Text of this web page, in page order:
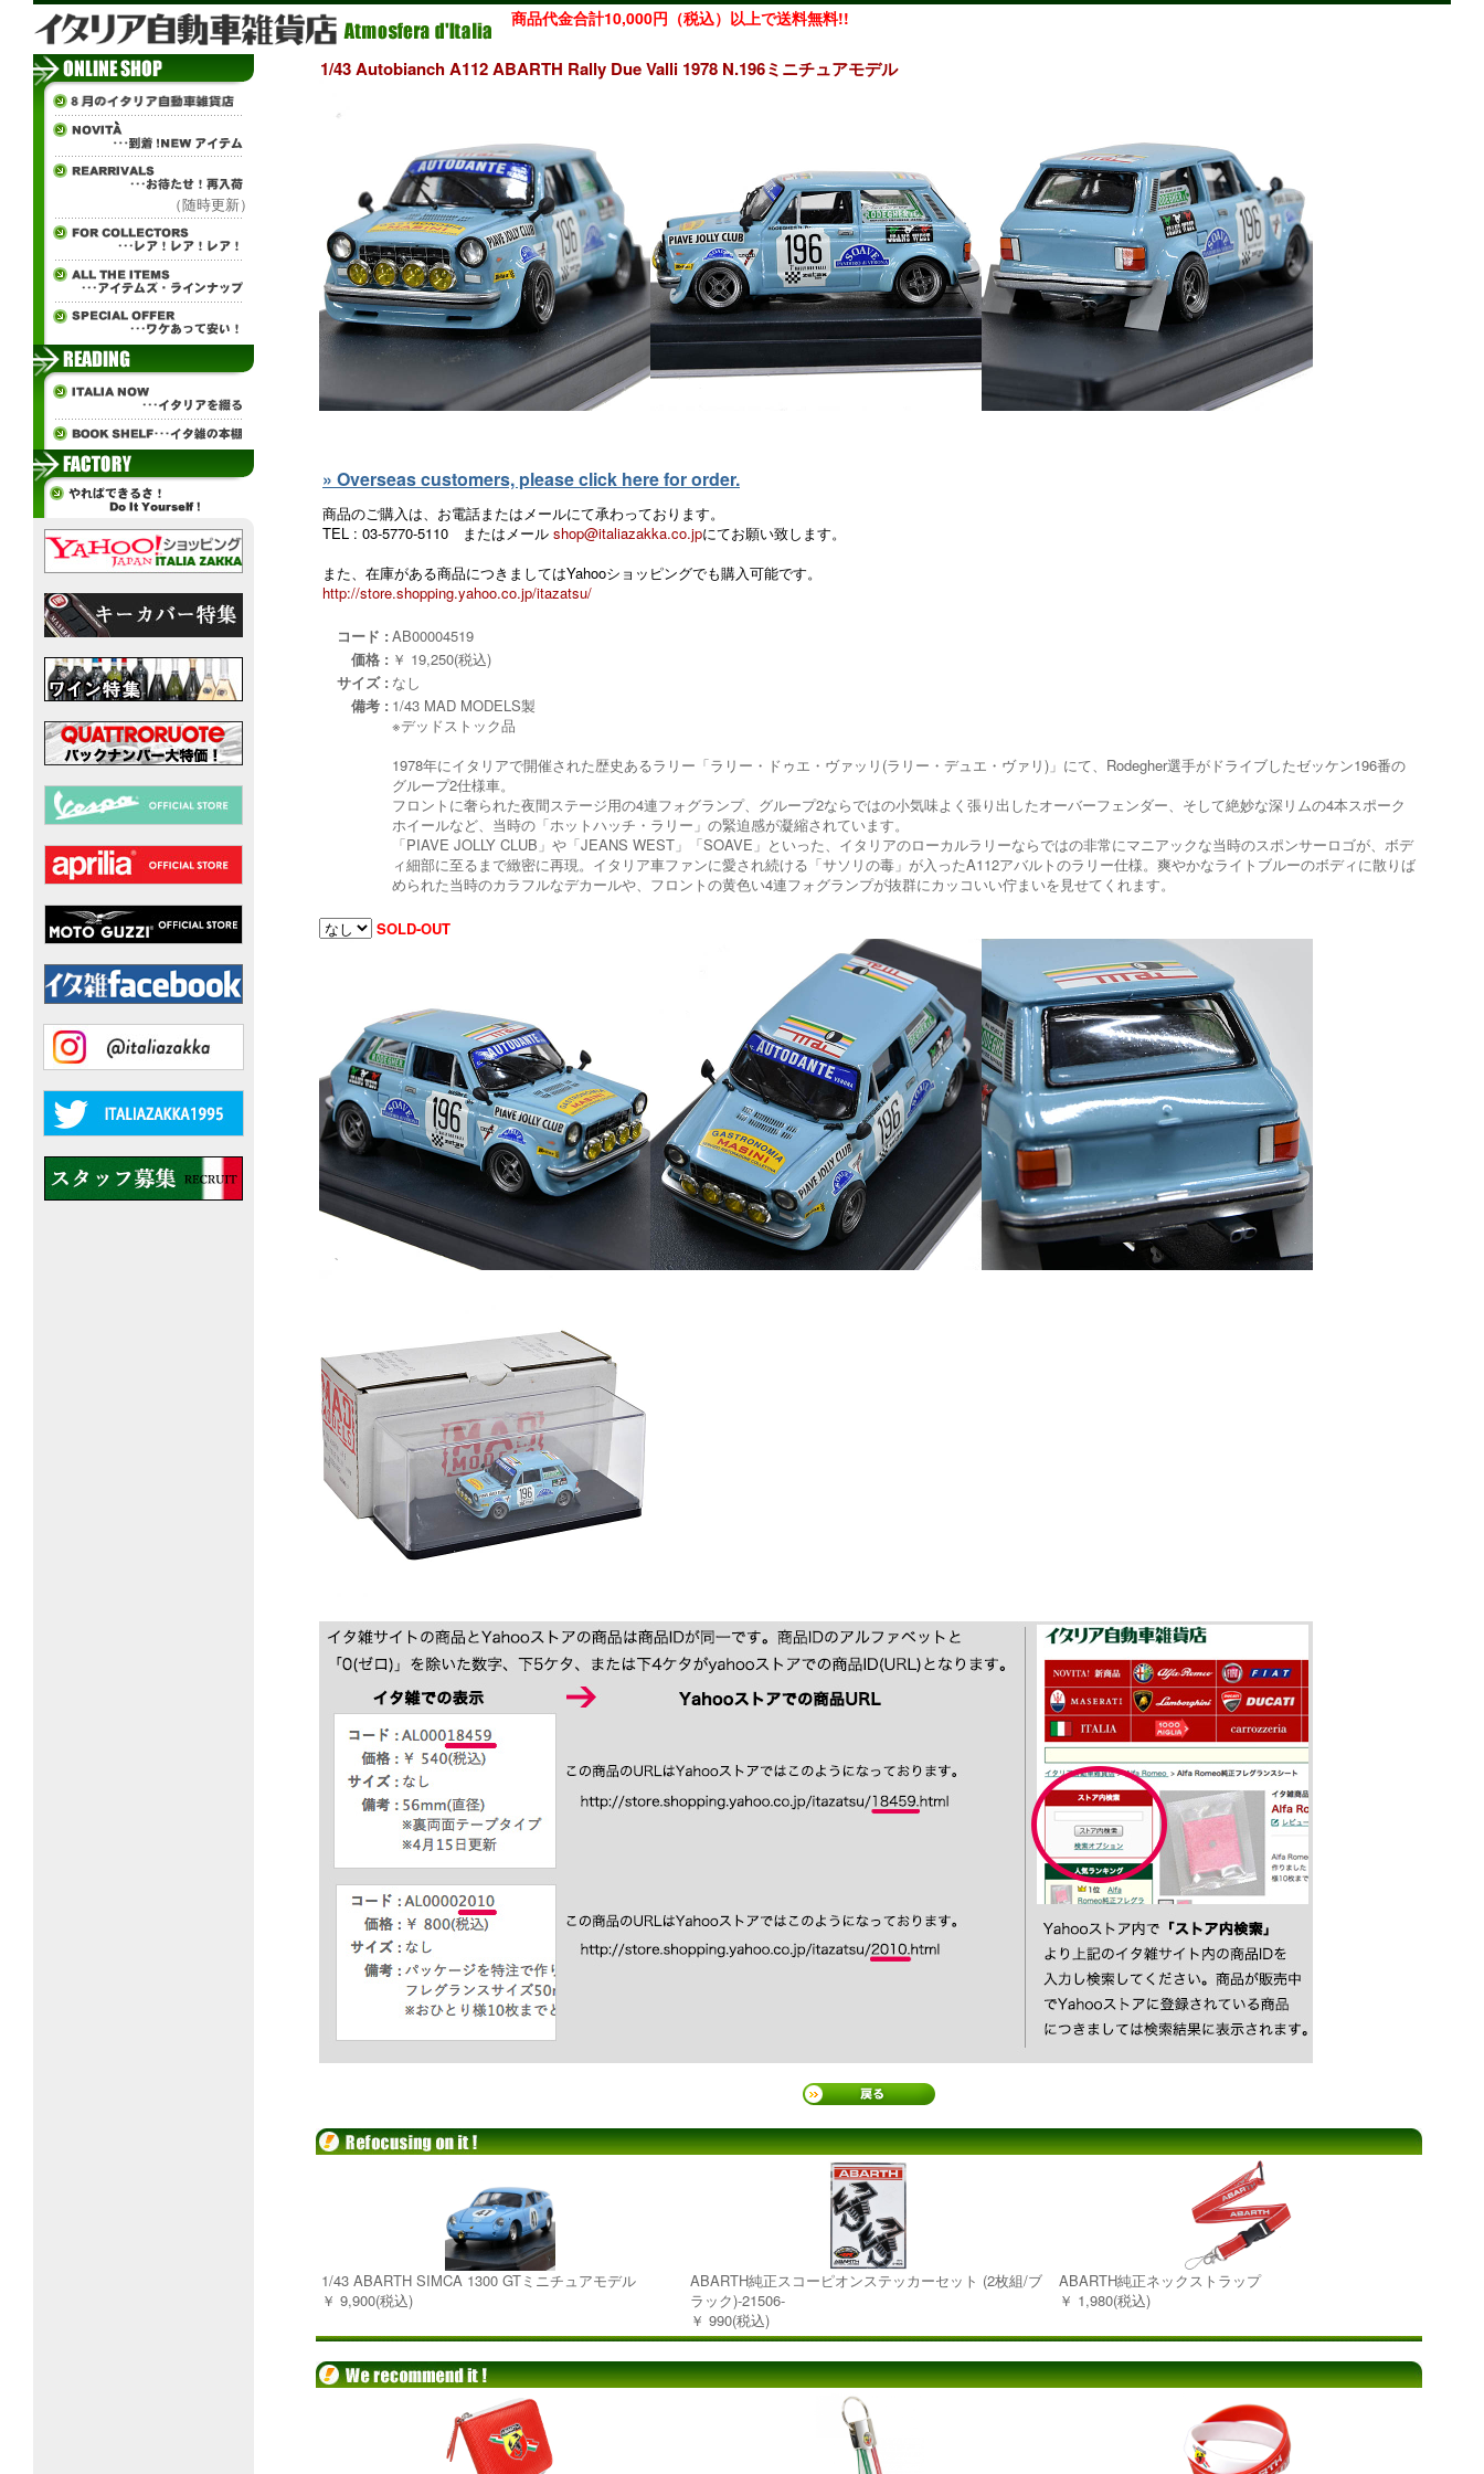
商品代金合計10,000円（税込）以上で送料無料!!
（随時更新）
1/43 Autobianch A112 ABARTH Rally Due Valli 1978 N.196ミニチュアモデル
» Overseas customers, please click here for order.
商品のご購入は、お電話またはメールにて承わっております。
TEL : 03-5770-5110 またはメール shop@italiazakka.co.jpにてお願い致します。
また、在庫がある商品につきましてはYahooショッピングでも購入可能です。
http://store.shopping.yahoo.co.jp/itazatsu/
コード : AB00004519
価格 : ￥ 19,250(税込)
サイズ : なし
備考 : 1/43 MAD MODELS製
※デッドストック品
1978年にイタリアで開催された歴史あるラリー「ラリー・ドゥエ・ヴァッリ(ラリー・デュエ・ヴァリ)」にて、Rodegher選手がドライブしたゼッケン196番の
グループ2仕様車。
フロントに奢られた夜間ステージ用の4連フォグランプ、グループ2ならではの小気味よく張り出したオーバーフェンダー、そして絶妙な深リムの4本スポーク
ホイールなど、当時の「ホットハッチ・ラリー」の緊迫感が凝縮されています。
「PIAVE JOLLY CLUB」や「JEANS WEST」「SOAVE」といった、イタリアのローカルラリーならではの非常にマニアックな当時のスポンサーロゴが、ボデ
ィ細部に至るまで緻密に再現。イタリア車ファンに愛され続ける「サソリの毒」が入ったA112アバルトのラリー仕様。爽やかなライトブルーのボディに散りば
められた当時のカラフルなデカールや、フロントの黄色い4連フォグランプが抜群にカッコいい佇まいを見せてくれます。
SOLD-OUT
1/43 ABARTH SIMCA 1300 GTミニチュアモデル
￥ 9,900(税込)
ABARTH純正スコーピオンステッカーセット (2枚組/ブ
ラック)-21506-
￥ 990(税込)
ABARTH純正ネックストラップ
￥ 1,980(税込)